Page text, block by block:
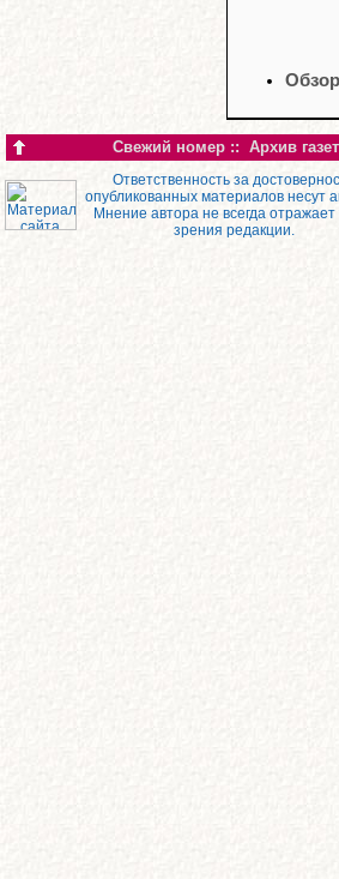
Свежий номер :: Архив
Ответственность за
опубликованных материалов несут
Мнение автора не всегда отражает
зрения редакции.